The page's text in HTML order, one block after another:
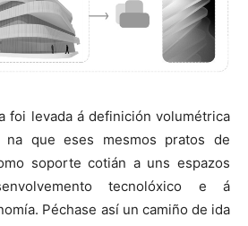
foi levada á definición volumétrica
que eses mesmos pratos de
soporte cotián a uns espazos
tecnolóxico e á
Péchase así un camiño de ida